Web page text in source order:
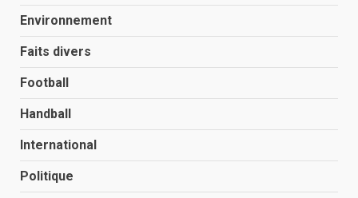
Environnement
Faits divers
Football
Handball
International
Politique